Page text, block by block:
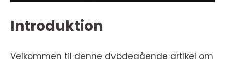
Introduktion
Velkommen til denne dybdegående artikel om